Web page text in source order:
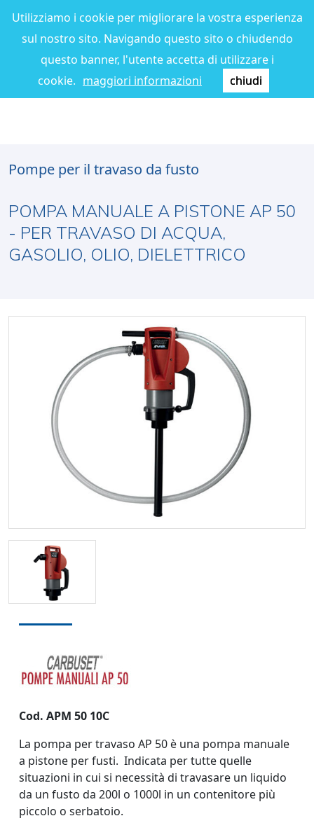
Utilizziamo i cookie per migliorare la vostra esperienza
sul nostro sito. Navigando questo sito o chiudendo
questo banner, l'utente accetta di utilizzare i
cookie. maggiori informazioni chiudi
Pompe per il travaso da fusto
POMPA MANUALE A PISTONE AP 50
- PER TRAVASO DI ACQUA,
GASOLIO, OLIO, DIELETTRICO
Cod. APM 50 10C
La pompa per travaso AP 50 è una pompa manuale
a pistone per fusti. Indicata per tutte quelle
situazioni in cui si necessità di travasare un liquido
da un fusto da 200l o 1000l in un contenitore più
piccolo o serbatoio.